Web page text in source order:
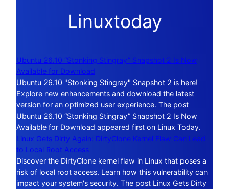
Linuxtoday
Ubuntu 26.10 “Stonking Stingray” Snapshot 2 Is Now
Available for Download
Ubuntu 26.10 "Stonking Stingray" Snapshot 2 is here!
Explore new enhancements and download the latest
version for an optimized user experience. The post
Ubuntu 26.10 “Stonking Stingray” Snapshot 2 Is Now
Available for Download appeared first on Linux Today.
Linux Gets Dirty Again: DirtyClone Kernel Flaw Can Lead
to Local Root Access
Discover the DirtyClone kernel flaw in Linux that poses a
risk of local root access. Learn how this vulnerability can
impact your system's security. The post Linux Gets Dirty